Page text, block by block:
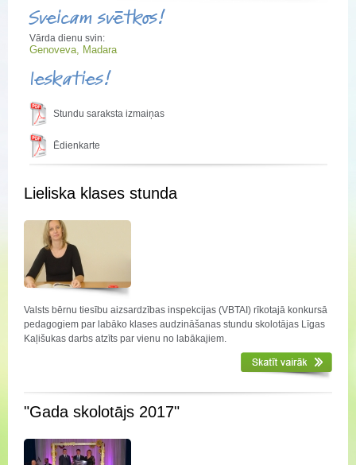
Sveicam svētkos!
Vārda dienu svin:
Genoveva, Madara
Ieskaties!
Stundu saraksta izmaiņas
Ēdienkarte
Lieliska klases stunda
Valsts bērnu tiesību aizsardzības inspekcijas (VBTAI) rīkotajā konkursā
pedagogiem par labāko klases audzināšanas stundu skolotājas Līgas
Kaļišukas darbs atzīts par vienu no labākajiem.
"Gada skolotājs 2017"